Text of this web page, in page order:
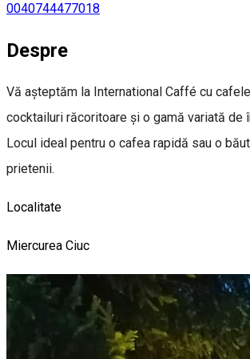
0040744477018
Despre
Vă așteptăm la International Caffé cu
cocktailuri răcoritoare și o gamă variată de
Locul ideal pentru o cafea rapidă sau o
prietenii.
Localitate
Miercurea Ciuc